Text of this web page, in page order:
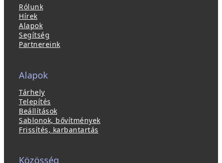
Rólunk
Hírek
Alapok
Segítség
Partnereink
Alapok
Tárhely
Telepítés
Beállítások
Sablonok, bővítmények
Frissítés, karbantartás
Közösség